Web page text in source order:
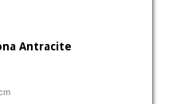
Antracite